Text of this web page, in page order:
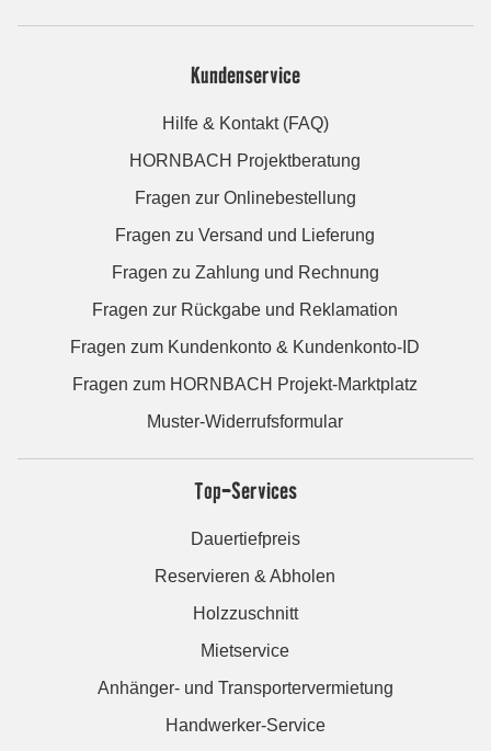
Kundenservice
Hilfe & Kontakt (FAQ)
HORNBACH Projektberatung
Fragen zur Onlinebestellung
Fragen zu Versand und Lieferung
Fragen zu Zahlung und Rechnung
Fragen zur Rückgabe und Reklamation
Fragen zum Kundenkonto & Kundenkonto-ID
Fragen zum HORNBACH Projekt-Marktplatz
Muster-Widerrufsformular
Top-Services
Dauertiefpreis
Reservieren & Abholen
Holzzuschnitt
Mietservice
Anhänger- und Transportervermietung
Handwerker-Service